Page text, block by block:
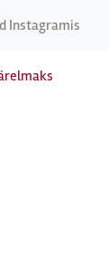
Instagramis